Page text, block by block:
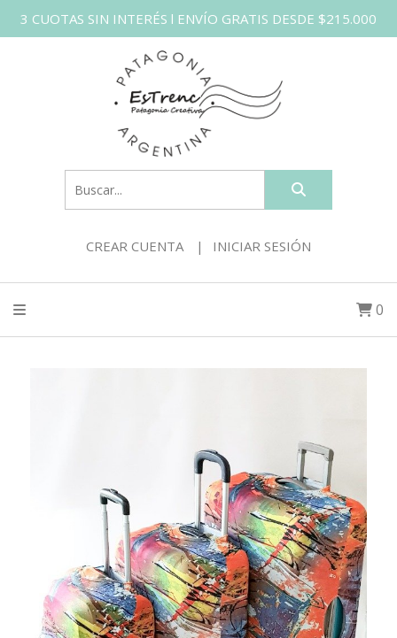
3 CUOTAS SIN INTERÉS l ENVÍO GRATIS DESDE $215.000
CREAR CUENTA INICIAR SESIÓN
0